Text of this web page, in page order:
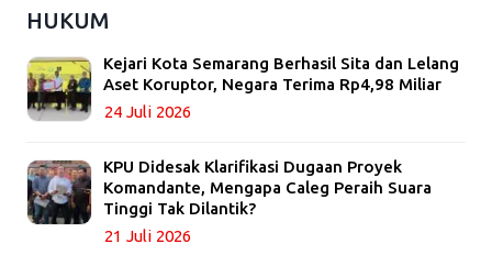
HUKUM
Kejari Kota Semarang Berhasil Sita dan Lelang
Aset Koruptor, Negara Terima Rp4,98 Miliar
24 Juli 2026
KPU Didesak Klarifikasi Dugaan Proyek
Komandante, Mengapa Caleg Peraih Suara
Tinggi Tak Dilantik?
21 Juli 2026